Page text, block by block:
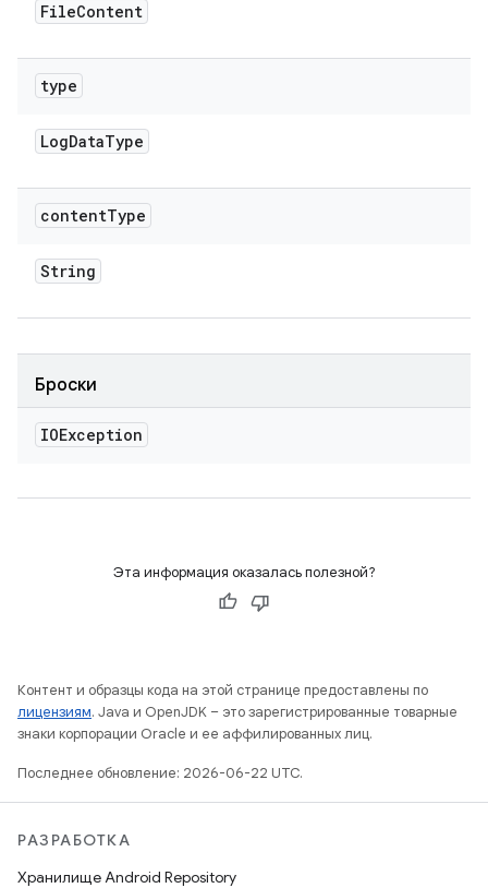
FileContent
type
LogDataType
contentType
String
Броски
IOException
Эта информация оказалась полезной?
Контент и образцы кода на этой странице предоставлены по
лицензиям. Java и OpenJDK – это зарегистрированные товарные
знаки корпорации Oracle и ее аффилированных лиц.
Последнее обновление: 2026-06-22 UTC.
РАЗРАБОТКА
Хранилище Android Repository